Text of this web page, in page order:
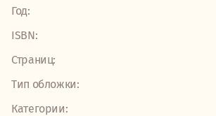
Год:
ISBN:
Страниц:
Тип обложки:
Категории: